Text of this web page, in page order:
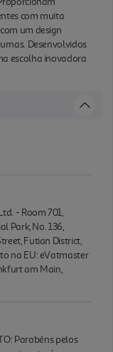
com muita
um design
Desenvolvidos
escolha inovadora
- Room 701,
Park, No. 136,
Futian District,
na EU: eVatmaster
am Main,
Parabéns pelos